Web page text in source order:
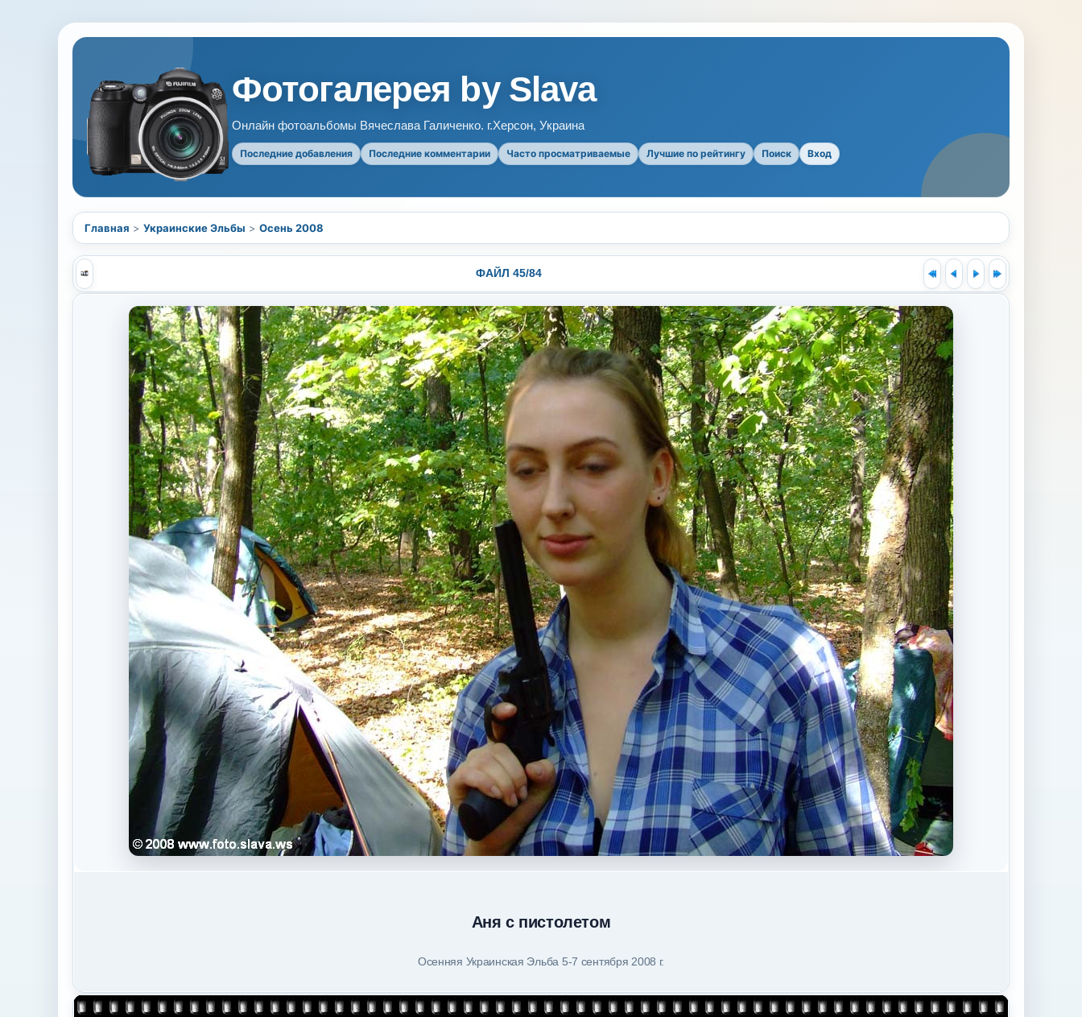
Фотогалерея by Slava
Онлайн фотоальбомы Вячеслава Галиченко. г.Херсон, Украина
Последние добавления Последние комментарии Часто просматриваемые Лучшие по рейтингу Поиск Вход
Главная > Украинские Эльбы > Осень 2008
ФАЙЛ 45/84
Аня с пистолетом
Осенняя Украинская Эльба 5-7 сентября 2008 г.